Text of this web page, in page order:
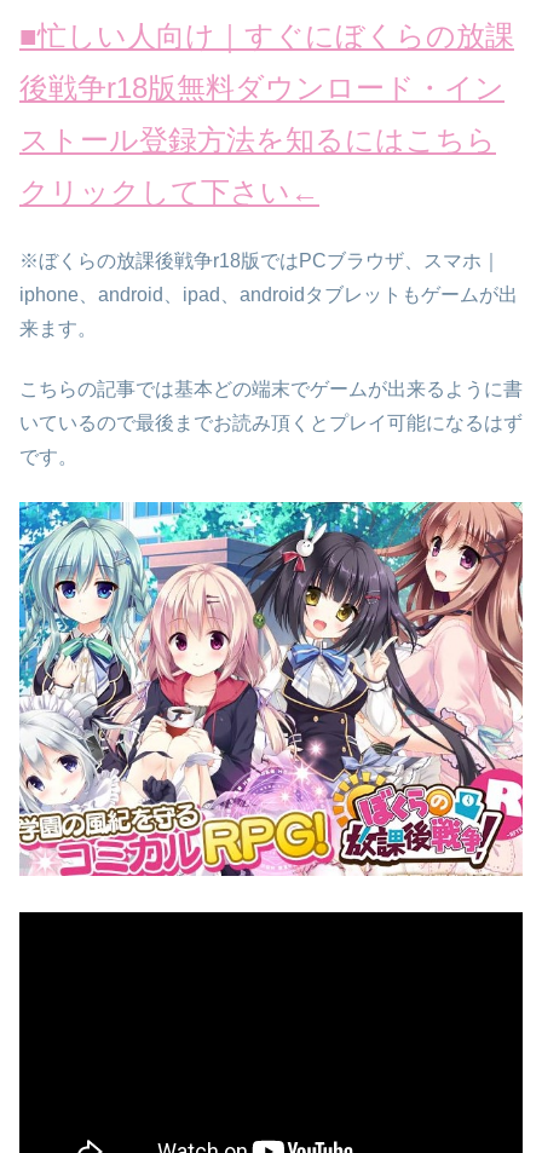
■忙しい人向け｜すぐにぼくらの放課
後戦争r18版無料ダウンロード・イン
ストール登録方法を知るにはこちら
クリックして下さい←
※ぼくらの放課後戦争r18版ではPCブラウザ、スマホ｜
iphone、android、ipad、androidタブレットもゲームが出
来ます。
こちらの記事では基本どの端末でゲームが出来るように書
いているので最後までお読み頂くとプレイ可能になるはず
です。